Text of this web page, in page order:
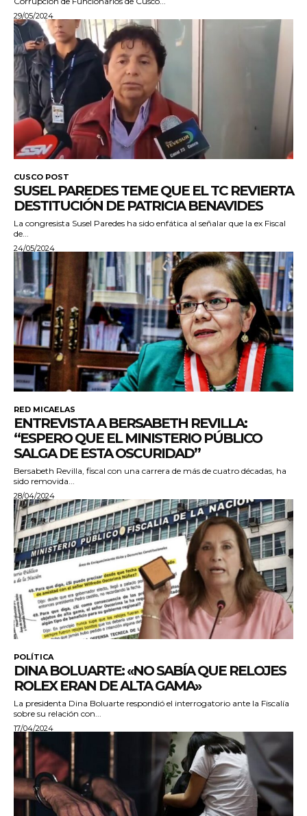
29/05/2024
CUSCO POST
SUSEL PAREDES TEME QUE EL TC REVIERTA
DESTITUCIÓN DE PATRICIA BENAVIDES
La congresista Susel Paredes ha sido enfática al señalar que la ex Fiscal
de...
24/05/2024
RED MICAELAS
ENTREVISTA A BERSABETH REVILLA:
“ESPERO QUE EL MINISTERIO PÚBLICO
SALGA DE ESTA OSCURIDAD”
Bersabeth Revilla, fiscal con una carrera de más de cuatro décadas, ha
sido removida...
28/04/2024
POLÍTICA
DINA BOLUARTE: «NO SABÍA QUE RELOJES
ROLEX ERAN DE ALTA GAMA»
La presidenta Dina Boluarte respondió el interrogatorio ante la Fiscalía
sobre su relación con...
17/04/2024